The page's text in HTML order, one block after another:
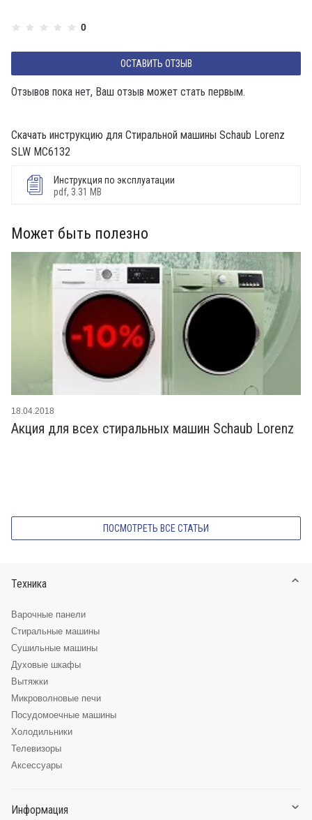
ОСТАВИТЬ ОТЗЫВ
0
Отзывов пока нет, Ваш отзыв может стать первым.
Скачать инструкцию для Стиральной машины Schaub Lorenz
SLW MC6132
Инструкция по эксплуатации
pdf, 3.31 MB
Может быть полезно
ПОСМОТРЕТЬ ВСЕ СТАТЬИ
Акция для всех стиральных машин Schaub Lorenz
18.04.2018
Техника
Варочные панели
Стиральные машины
Сушильные машины
Духовые шкафы
Вытяжки
Микроволновые печи
Посудомоечные машины
Холодильники
Телевизоры
Аксессуары
Информация